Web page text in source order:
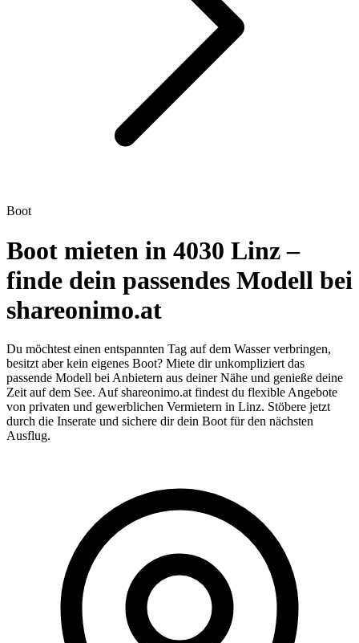
Boot
Boot mieten in 4030 Linz –
finde dein passendes Modell bei
shareonimo.at
Du möchtest einen entspannten Tag auf dem Wasser verbringen,
besitzt aber kein eigenes Boot? Miete dir unkompliziert das
passende Modell bei Anbietern aus deiner Nähe und genieße deine
Zeit auf dem See. Auf shareonimo.at findest du flexible Angebote
von privaten und gewerblichen Vermietern in Linz. Stöbere jetzt
durch die Inserate und sichere dir dein Boot für den nächsten
Ausflug.